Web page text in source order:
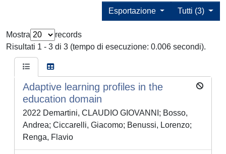
Tutti (3)
Esportazione
Mostra
records
Risultati 1 - 3 di 3 (tempo di esecuzione: 0.006 secondi).
Adaptive learning profiles in the
education domain
2022 Demartini, CLAUDIO GIOVANNI; Bosso,
Andrea; Ciccarelli, Giacomo; Benussi, Lorenzo;
Renga, Flavio